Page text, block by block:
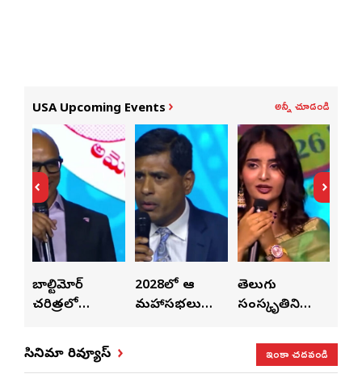
USA Upcoming Events అన్నీ చూడండి
బాల్టిమోర్
చరిత్రలో
వేడుక ఇది: శ్రీధర్
బానాల
2028లో ఆటా
మహాసభలు
తెలుగు
సంస్కృతిని
చేస్తున్నారు:
అనన్య నాగళ్ల
సినిమా రివ్యూస్ ఇంకా చదవండి